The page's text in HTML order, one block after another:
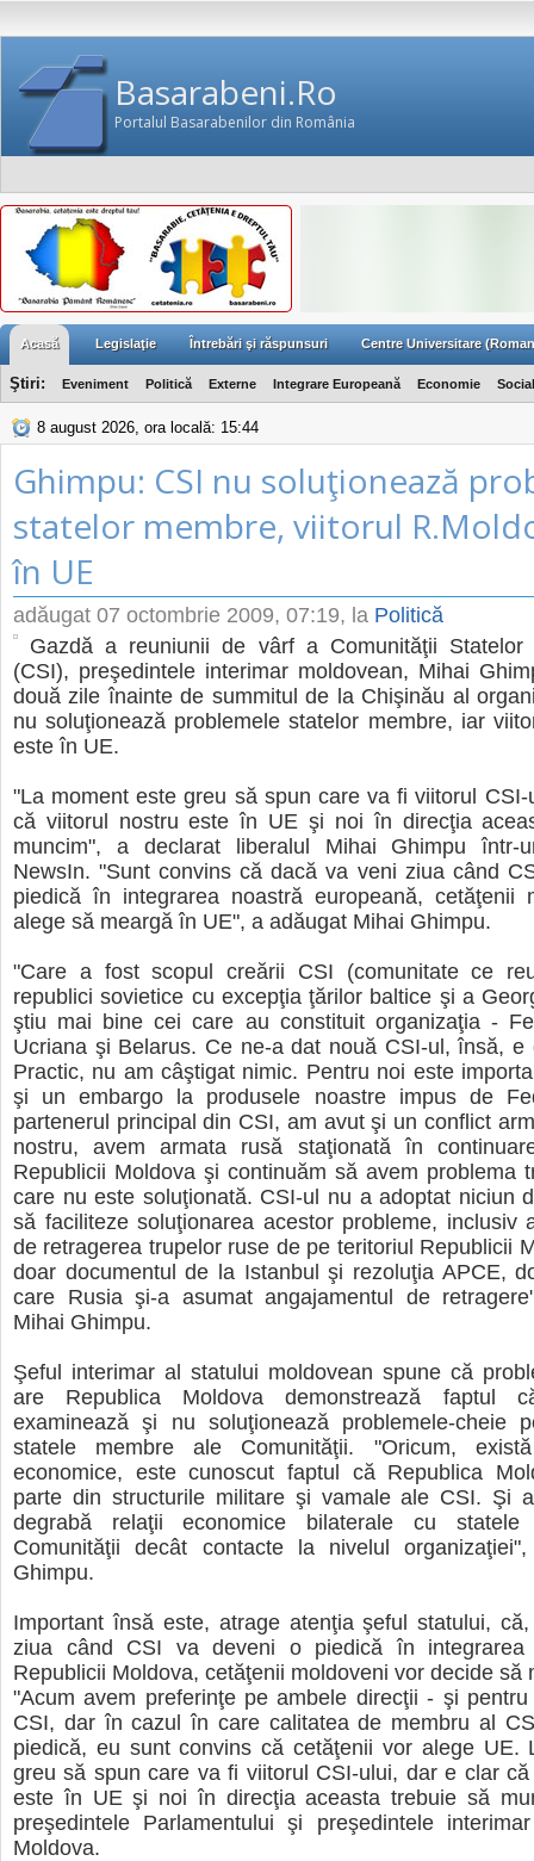
Basarabeni.Ro
Portalul Basarabenilor din România
Acasă Legislaţie Întrebări şi răspunsuri Centre Universitare
Ştiri: Eveniment Politică Externe Integrare Europeană Economie Social
8 august 2026, ora locală: 15:44
Ghimpu: CSI nu soluţionează
statelor membre, viitorul
în UE
adăugat 07 octombrie 2009, 07:19, la Politică
Gazdă a reuniunii de vârf a Comunităţii Statelor
(CSI), preşedintele interimar moldovean, Mihai
două zile înainte de summitul de la Chişinău al
nu soluţionează problemele statelor membre, iar
este în UE.
"La moment este greu să spun care va fi viitorul
că viitorul nostru este în UE şi noi în direcţia
muncim", a declarat liberalul Mihai Ghimpu într-
NewsIn. "Sunt convins că dacă va veni ziua când
piedică în integrarea noastră europeană, cetăţenii
alege să meargă în UE", a adăugat Mihai Ghimpu.
"Care a fost scopul creării CSI (comunitate ce
republici sovietice cu excepţia ţărilor baltice şi a
ştiu mai bine cei care au constituit organizaţia -
Ucriana şi Belarus. Ce ne-a dat nouă CSI-ul, însă, e
Practic, nu am câştigat nimic. Pentru noi este
şi un embargo la produsele noastre impus de
partenerul principal din CSI, am avut şi un conflict
nostru, avem armata rusă staţionată în
Republicii Moldova şi continuăm să avem problema
care nu este soluţionată. CSI-ul nu a adoptat niciun
să faciliteze soluţionarea acestor probleme, inclusiv
de retragerea trupelor ruse de pe teritoriul Republicii
doar documentul de la Istanbul şi rezoluţia APCE,
care Rusia şi-a asumat angajamentul de
Mihai Ghimpu.
Şeful interimar al statului moldovean spune că
are Republica Moldova demonstrează faptul
examinează şi nu soluţionează problemele-cheie
statele membre ale Comunităţii. "Oricum,
economice, este cunoscut faptul că Republica
parte din structurile militare şi vamale ale CSI. Şi
degrabă relaţii economice bilaterale cu statele
Comunităţii decât contacte la nivelul
Ghimpu.
Important însă este, atrage atenţia şeful statului,
ziua când CSI va deveni o piedică în integrarea
Republicii Moldova, cetăţenii moldoveni vor decide să
"Acum avem preferinţe pe ambele direcţii - şi
CSI, dar în cazul în care calitatea de membru al
piedică, eu sunt convins că cetăţenii vor alege UE.
greu să spun care va fi viitorul CSI-ului, dar e clar
este în UE şi noi în direcţia aceasta trebuie să
preşedintele Parlamentului şi preşedintele
Moldova.